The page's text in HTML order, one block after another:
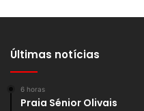
Últimas notícias
6 horas
Praia Sénior Olivais